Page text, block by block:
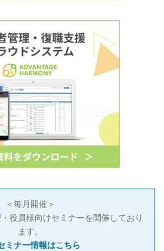
＜毎月開催＞
役員様向けセミナーを開催しており
ます。
ミナー情報はこちら